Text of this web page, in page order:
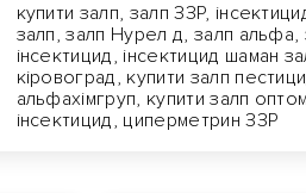
купити залп, залп ЗЗР,
залп, залп Нурел д, залп альфа,
інсектицид, інсектицид шаман
кіровоград, купити залп
альфахімгруп, купити залп
інсектицид, циперметрин ЗЗР